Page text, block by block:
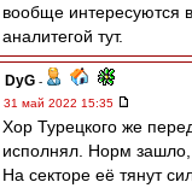
вообще интересуются
аналитегой тут.
DyG -
31 май 2022 15:35
Хор Турецкого же
исполнял. Норм зашло,
На секторе её тянут